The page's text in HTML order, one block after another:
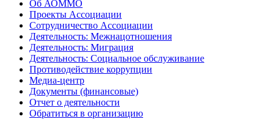
Об АОММО
Проекты Ассоциации
Сотрудничество Ассоциации
Деятельность: Межнацотношения
Деятельность: Миграция
Деятельность: Социальное обслуживание
Противодействие коррупции
Медиа-центр
Документы (финансовые)
Отчет о деятельности
Обратиться в организацию